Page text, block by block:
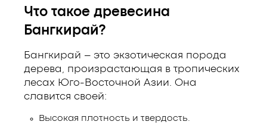
Что такое древесина
Бангкирай?
Бангкирай – это экзотическая порода
дерева, произрастающая в тропических
лесах Юго-Восточной Азии. Она
славится своей:
Высокая плотность и твердость.